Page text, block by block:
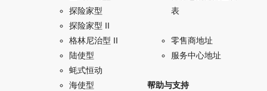
探险家型
探险家型 II
格林尼治型 II
陆使型
蚝式恒动
海使型
表
零售商地址
服务中心地址
帮助与支持